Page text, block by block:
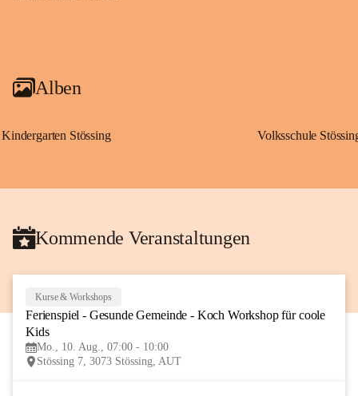
Alben
Kindergarten Stössing Volksschule
Kommende Veranstaltungen
AUG
Kurse & Workshops
Ferienspiel - Gesunde Gemeinde - Koch Workshop für coole
Kids
Mo., 10. Aug., 07:00 - 10:00
Stössing 7, 3073 Stössing, AUT